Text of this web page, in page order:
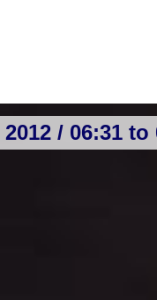
/ 06:31 to